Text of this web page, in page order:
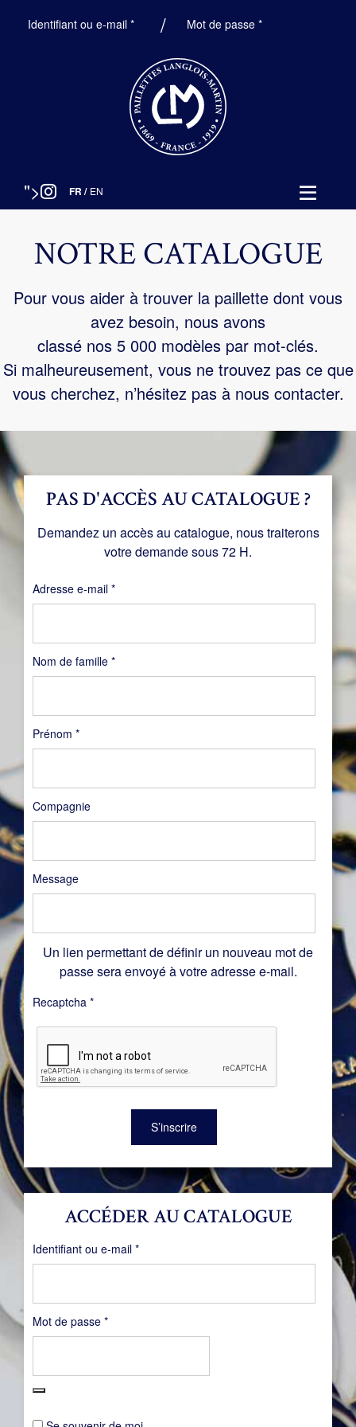
Identifiant ou e-mail *ObligatoireMot de passe*Obligatoire
"> FR / EN
NOTRE CATALOGUE
Pour vous aider à trouver la paillette dont vous
avez besoin, nous avons
classé nos 5 000 modèles par mot-clés.
Si malheureusement, vous ne trouvez pas ce que
vous cherchez, n’hésitez pas à nous contacter.
ACCÉDER AU CATALOGUE
Identifiant ou e-mail *Obligatoire
Mot de passe *Obligatoire
Nom de famille *
Prénom *
Compagnie
Message
PAS D'ACCÈS AU CATALOGUE ?
Demandez un accès au catalogue, nous traiterons
votre demande sous 72 H.
Adresse e-mail *Obligatoire
Un lien permettant de définir un nouveau mot de
passe sera envoyé à votre adresse e-mail.
Recaptcha *
S’inscrire